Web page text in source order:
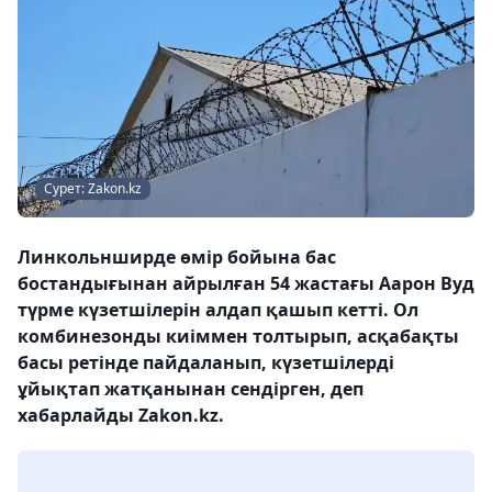
Сурет: Zakon.kz
Линкольнширде өмір бойына бас
бостандығынан айрылған 54 жастағы Аарон Вуд
түрме күзетшілерін алдап қашып кетті. Ол
комбинезонды киіммен толтырып, асқабақты
басы ретінде пайдаланып, күзетшілерді
ұйықтап жатқанынан сендірген, деп
хабарлайды Zakon.kz.